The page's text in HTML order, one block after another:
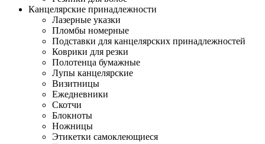
Канцелярские принадлежности
Лазерные указки
Пломбы номерные
Подставки для канцелярских принадлежностей
Коврики для резки
Полотенца бумажные
Лупы канцелярские
Визитницы
Ежедневники
Скотчи
Блокноты
Ножницы
Этикетки самоклеющиеся